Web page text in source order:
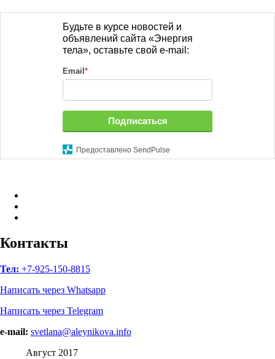
Будьте в курсе новостей и
объявлений сайта «Энергия
тела», оставьте свой e-mail:
Email*
Подписаться
Предоставлено SendPulse
Сайт
психологов
Контакты
Тел: +7-925-150-8815
Написать через Whatsapp
Написать через Telegram
e-mail: svetlana@aleynikova.info
Август 2017